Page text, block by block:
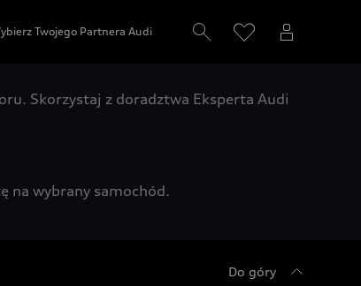
Twojego Partnera Audi
Skorzystaj z doradztwa Eksperta Audi
na wybrany samochód.
Do góry